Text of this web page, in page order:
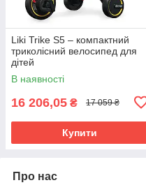
Liki Trike S5 – компактний
триколісний велосипед для
дітей
В наявності
16 206,05 ₴ 17 059 ₴
Купити
Про нас